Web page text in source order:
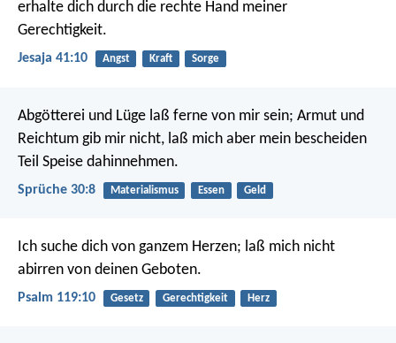
erhalte dich durch die rechte Hand meiner
Gerechtigkeit.
Jesaja 41:10 Angst Kraft Sorge
Abgötterei und Lüge laß ferne von mir sein; Armut und
Reichtum gib mir nicht, laß mich aber mein bescheiden
Teil Speise dahinnehmen.
Sprüche 30:8 Materialismus Essen Geld
Ich suche dich von ganzem Herzen; laß mich nicht
abirren von deinen Geboten.
Psalm 119:10 Gesetz Gerechtigkeit Herz